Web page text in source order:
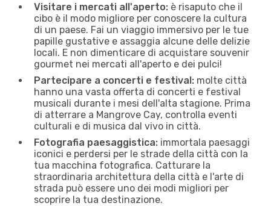
Visitare i mercati all'aperto: è risaputo che il
cibo è il modo migliore per conoscere la cultura
di un paese. Fai un viaggio immersivo per le tue
papille gustative e assaggia alcune delle delizie
locali. E non dimenticare di acquistare souvenir
gourmet nei mercati all'aperto e dei pulci!
Partecipare a concerti e festival: molte città
hanno una vasta offerta di concerti e festival
musicali durante i mesi dell'alta stagione. Prima
di atterrare a Mangrove Cay, controlla eventi
culturali e di musica dal vivo in città.
Fotografia paesaggistica: immortala paesaggi
iconici e perdersi per le strade della città con la
tua macchina fotografica. Catturare la
straordinaria architettura della città e l'arte di
strada può essere uno dei modi migliori per
scoprire la tua destinazione.